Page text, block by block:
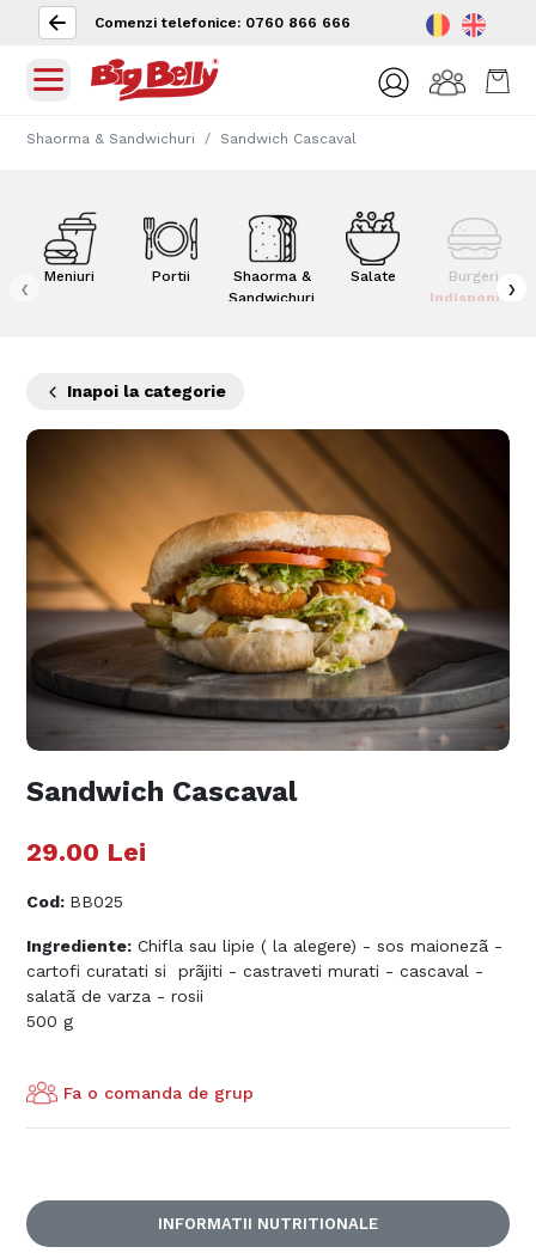
Comenzi telefonice: 0760 866 666
Shaorma & Sandwichuri Sandwich Cascaval
Meniuri Portii
Shaorma &
Sandwichuri
Salate
Burgeri
Indisponibil
‹ ›
Inapoi la categorie
Sandwich Cascaval
29.00 Lei
Cod: BB025
Ingrediente: Chifla sau lipie ( la alegere) - sos maionezã -
cartofi curatati si prãjiti - castraveti murati - cascaval -
salatã de varza - rosii
500 g
Fa o comanda de grup
INFORMATII NUTRITIONALE